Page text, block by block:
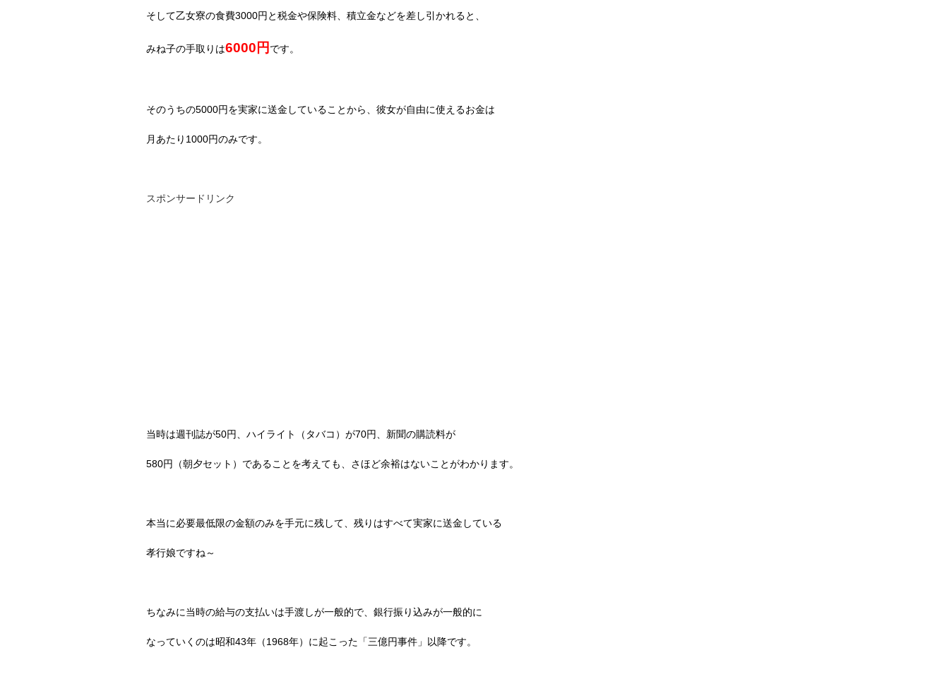
そして乙女寮の食費3000円と税金や保険料、積立金などを差し引かれると、
みね子の手取りは6000 円 です。
そのうちの5000円を実家に送金していることから、彼女が自由に使えるお金は
月あたり 1000円のみです。
スポンサードリンク
当時は週刊誌が50円、ハイライト（タバコ）が70円、新聞の購読料が
580円（朝夕セット）であることを考えても、さほど余裕はないことがわかります。
本当に必要最低限の金額のみを手元に残して、残りはすべて実家に送金している
孝行娘ですね～
ちなみに当時の給与の支払いは手渡しが一般的で、銀行振り込みが一般的に
なっていくのは昭和43年（1968年）に起こった「三億円事件」以降です。